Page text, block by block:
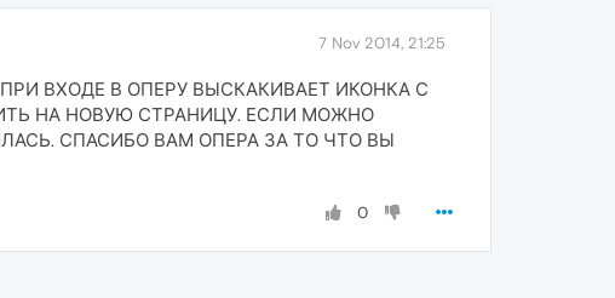
7 Nov 2014, 21:25
ВХОДЕ В ОПЕРУ ВЫСКАКИВАЕТ ИКОНКА С
НА НОВУЮ СТРАНИЦУ. ЕСЛИ МОЖНО
СПАСИБО ВАМ ОПЕРА ЗА ТО ЧТО ВЫ
0